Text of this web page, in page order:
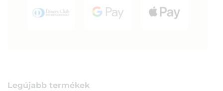
Legújabb termékek